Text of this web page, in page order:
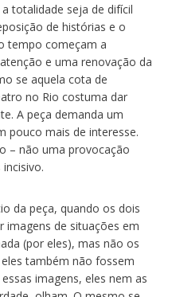
totalidade seja de difícil
de histórias e o
tempo começam a
e uma renovação da
se aquela cota de
no Rio costuma dar
A peça demanda um
pouco mais de interesse.
– não uma provocação
da peça, quando os dois
imagens de situações em
(por eles), mas não os
também não fossem
imagens, eles nem as